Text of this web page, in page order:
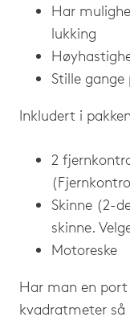
Har
lukking
Stille
Inkludert i
2
(
Skinne (2-
skinne.
Motoreske
Har man en port
kvadratmeter